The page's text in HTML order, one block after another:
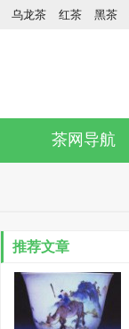
乌龙茶 红茶 黑茶
茶网导航
推荐文章